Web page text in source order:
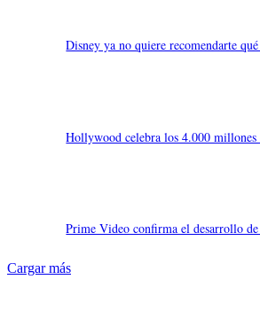
Disney ya no quiere recomendarte
Hollywood celebra los 4.000
Prime Video confirma el desarrollo de
Cargar más